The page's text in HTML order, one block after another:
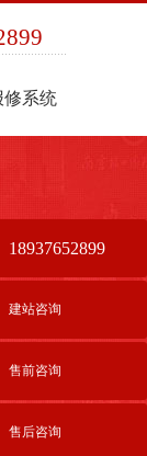
修系统
18937652899
建站咨询
售前咨询
售后咨询